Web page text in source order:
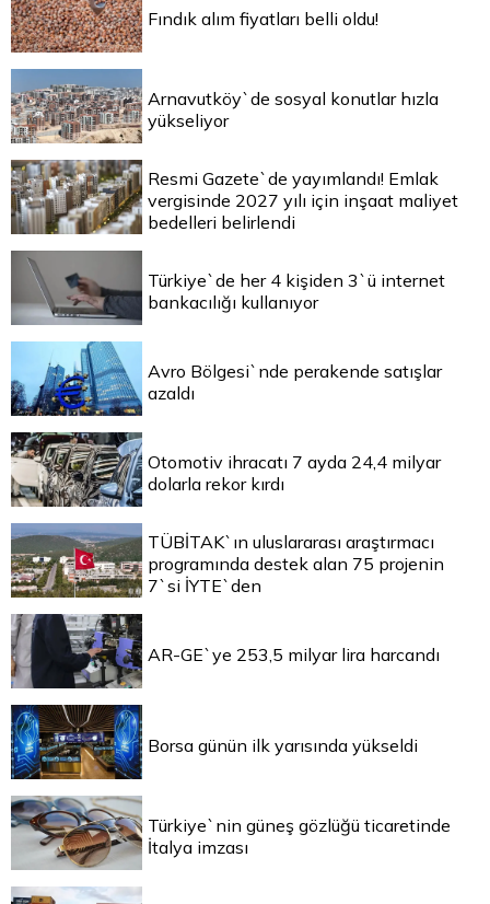
Fındık alım fiyatları belli oldu!
Arnavutköy`de sosyal konutlar hızla
yükseliyor
Resmi Gazete`de yayımlandı! Emlak
vergisinde 2027 yılı için inşaat maliyet
bedelleri belirlendi
Türkiye`de her 4 kişiden 3`ü internet
bankacılığı kullanıyor
Avro Bölgesi`nde perakende satışlar
azaldı
Otomotiv ihracatı 7 ayda 24,4 milyar
dolarla rekor kırdı
TÜBİTAK`ın uluslararası araştırmacı
programında destek alan 75 projenin
7`si İYTE`den
AR-GE`ye 253,5 milyar lira harcandı
Borsa günün ilk yarısında yükseldi
Türkiye`nin güneş gözlüğü ticaretinde
İtalya imzası